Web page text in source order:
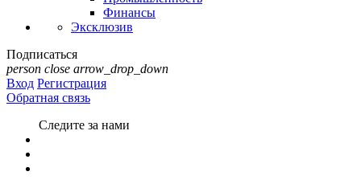
Финансы
Эксклюзив
Подписаться
person close arrow_drop_down
Вход Регистрация
Обратная связь
Следите за нами